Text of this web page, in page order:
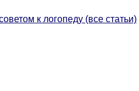
к логопеду (все статьи)